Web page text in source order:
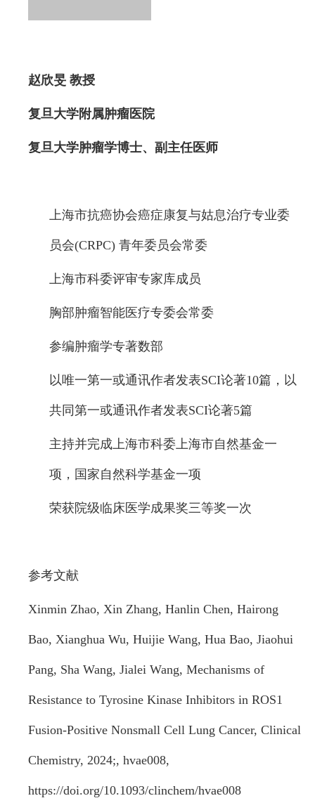
赵欣旻 教授
复旦大学附属肿瘤医院
复旦大学肿瘤学博士、副主任医师
上海市抗癌协会癌症康复与姑息治疗专业委
员会(CRPC) 青年委员会常委
上海市科委评审专家库成员
胸部肿瘤智能医疗专委会常委
参编肿瘤学专著数部
以唯一第一或通讯作者发表SCI论著10篇，以
共同第一或通讯作者发表SCI论著5篇
主持并完成上海市科委上海市自然基金一
项，国家自然科学基金一项
荣获院级临床医学成果奖三等奖一次
参考文献
Xinmin Zhao, Xin Zhang, Hanlin Chen, Hairong
Bao, Xianghua Wu, Huijie Wang, Hua Bao, Jiaohui
Pang, Sha Wang, Jialei Wang, Mechanisms of
Resistance to Tyrosine Kinase Inhibitors in ROS1
Fusion-Positive Nonsmall Cell Lung Cancer, Clinical
Chemistry, 2024;, hvae008,
https://doi.org/10.1093/clinchem/hvae008